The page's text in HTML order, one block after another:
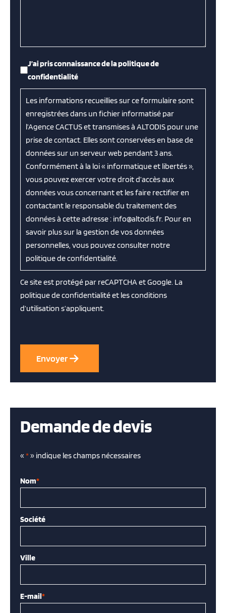
J’ai pris connaissance de la politique de
confidentialité
Les informations recueillies sur ce formulaire sont
enregistrées dans un fichier informatisé par
l’Agence CACTUS et transmises à ALTODIS pour une
prise de contact. Elles sont conservées en base de
données sur un serveur web pendant 3 ans.
Conformément à la loi « informatique et libertés »,
vous pouvez exercer votre droit d’accès aux
données vous concernant et les faire rectifier en
contactant le responsable du traitement des
données à cette adresse : info@altodis.fr. Pour en
savoir plus sur la gestion de vos données
personnelles, vous pouvez consulter notre
politique de confidentialité.
Ce site est protégé par reCAPTCHA et Google. La
politique de confidentialitéet lesconditions
d’utilisation s’appliquent.
Demande de devis
« *» indique les champs nécessaires
Nom*
Société
Ville
E-mail*